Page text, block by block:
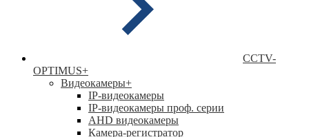
CCTV-
OPTIMUS+
Видеокамеры+
IP-видеокамеры
IP-видеокамеры проф. серии
AHD видеокамеры
Камера-регистратор